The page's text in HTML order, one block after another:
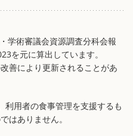
学術審議会資源調査分科会報
を元に算出しています。
善により更新されることがあ
利用者の食事管理を支援するも
はありません。